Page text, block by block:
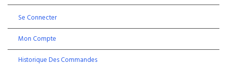
Se Connecter
Mon Compte
Historique Des Commandes